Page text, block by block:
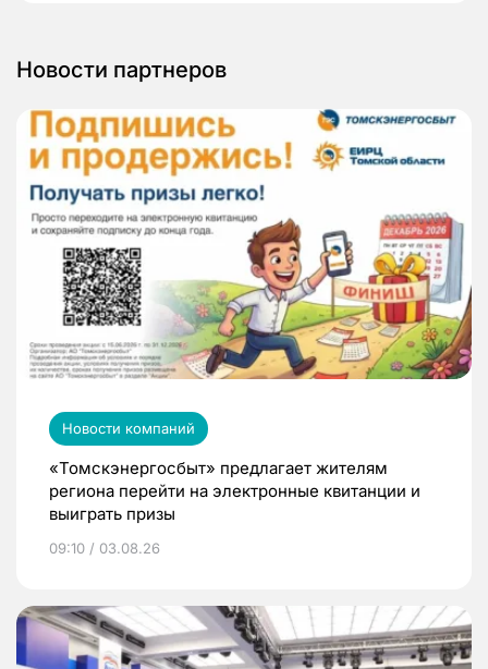
Новости партнеров
Новости компаний
«Томскэнергосбыт» предлагает жителям
региона перейти на электронные квитанции и
выиграть призы
09:10 / 03.08.26